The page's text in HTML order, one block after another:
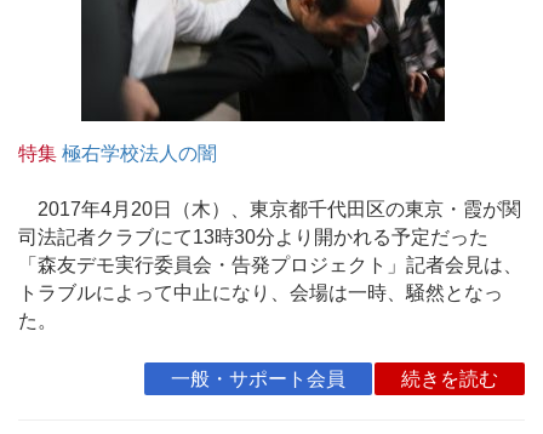
特集 極右学校法人の闇
2017年4月20日（木）、東京都千代田区の東京・霞が関
司法記者クラブにて13時30分より開かれる予定だった
「森友デモ実行委員会・告発プロジェクト」記者会見は、
トラブルによって中止になり、会場は一時、騒然となっ
た。
一般・サポート会員 続きを読む